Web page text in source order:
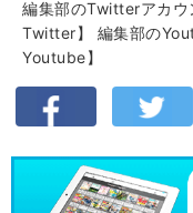
編集部のTwitterアカウ
Twitter】
編集部の
Youtube】